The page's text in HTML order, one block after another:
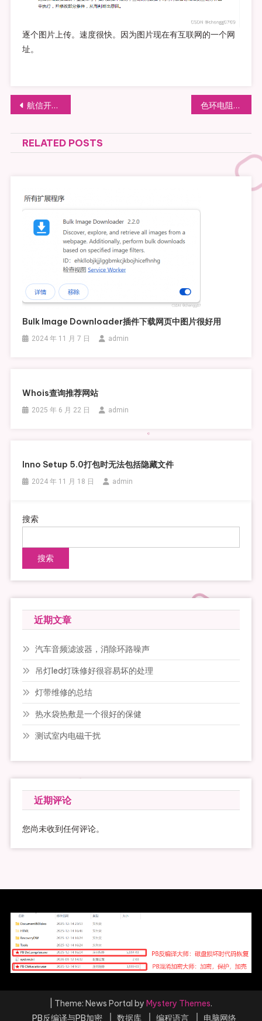
逐个图片上传。速度很快。因为图片现在有互联网的一个网
址。
文章导航
航信开票软件升级又反复升级导致无法进入 色环电阻如何读取识别以及它最早出现的年代
RELATED POSTS
Bulk Image Downloader插件下载网页中图片很好用
2024 年 11 月 7 日 admin
Whois查询推荐网站
2025 年 6 月 22 日 admin
Inno Setup 5.0打包时无法包括隐藏文件
2024 年 11 月 18 日 admin
搜索
搜索
近期文章
汽车音频滤波器，消除环路噪声
吊灯led灯珠修好很容易坏的处理
灯带维修的总结
热水袋热敷是一个很好的保健
测试室内电磁干扰
近期评论
您尚未收到任何评论。
Theme: News Portal by Mystery Themes.
PB反编译与PB加密
数据库 编程语言 电脑网络